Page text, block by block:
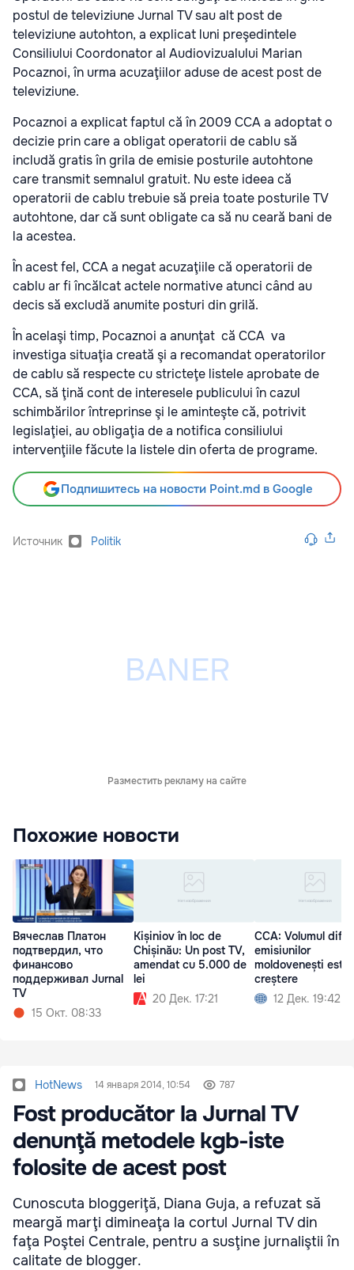
postul de televiziune Jurnal TV sau alt post de
televiziune autohton, a explicat luni preşedintele
Consiliului Coordonator al Audiovizualului Marian
Pocaznoi, în urma acuzaţiilor aduse de acest post de
televiziune.
Pocaznoi a explicat faptul că în 2009 CCA a adoptat o
decizie prin care a obligat operatorii de cablu să
includă gratis în grila de emisie posturile autohtone
care transmit semnalul gratuit. Nu este ideea că
operatorii de cablu trebuie să preia toate posturile TV
autohtone, dar că sunt obligate ca să nu ceară bani de
la acestea.
În acest fel, CCA a negat acuzaţiile că operatorii de
cablu ar fi încălcat actele normative atunci când au
decis să excludă anumite posturi din grilă.
În acelaşi timp, Pocaznoi a anunţat că CCA va
investiga situaţia creată şi a recomandat operatorilor
de cablu să respecte cu stricteţe listele aprobate de
CCA, să ţină cont de interesele publicului în cazul
schimbărilor întreprinse şi le aminteşte că, potrivit
legislaţiei, au obligaţia de a notifica consiliului
intervenţiile făcute la listele din oferta de programe.
Подпишитесь на новости Point.md в Google
Источник Politik
Разместить рекламу на сайте
Похожие новости
Вячеслав Платон
подтвердил, что
финансово
поддерживал Jurnal
TV
15 Окт. 08:33
Kișiniov în loc de
Chișinău: Un post TV,
amendat cu 5.000 de
lei
20 Дек. 17:21
CCA: Volumul
emisiunilor
moldovenești este
creștere
12 Дек. 19:42
HotNews 14 января 2014, 10:54 787
Fost producător la Jurnal TV
denunţă metodele kgb-iste
folosite de acest post
Cunoscuta bloggeriţă, Diana Guja, a refuzat să
meargă marţi dimineaţa la cortul Jurnal TV din
faţa Poştei Centrale, pentru a susţine jurnaliştii în
calitate de blogger.